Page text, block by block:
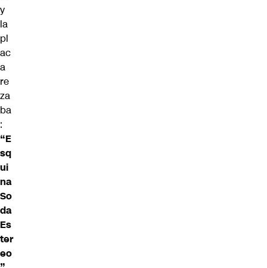
y
la
pl
ac
a
re
za
ba
:
“E
sq
ui
na
So
da
Es
ter
eo